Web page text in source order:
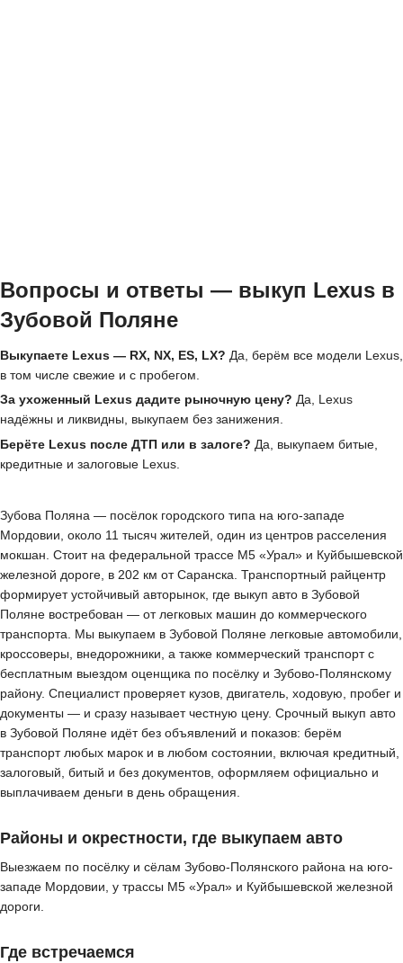
Вопросы и ответы — выкуп Lexus в
Зубовой Поляне
Выкупаете Lexus — RX, NX, ES, LX? Да, берём все модели Lexus,
в том числе свежие и с пробегом.
За ухоженный Lexus дадите рыночную цену? Да, Lexus
надёжны и ликвидны, выкупаем без занижения.
Берёте Lexus после ДТП или в залоге? Да, выкупаем битые,
кредитные и залоговые Lexus.
Зубова Поляна — посёлок городского типа на юго-западе
Мордовии, около 11 тысяч жителей, один из центров расселения
мокшан. Стоит на федеральной трассе М5 «Урал» и Куйбышевской
железной дороге, в 202 км от Саранска. Транспортный райцентр
формирует устойчивый авторынок, где выкуп авто в Зубовой
Поляне востребован — от легковых машин до коммерческого
транспорта. Мы выкупаем в Зубовой Поляне легковые автомобили,
кроссоверы, внедорожники, а также коммерческий транспорт с
бесплатным выездом оценщика по посёлку и Зубово-Полянскому
району. Специалист проверяет кузов, двигатель, ходовую, пробег и
документы — и сразу называет честную цену. Срочный выкуп авто
в Зубовой Поляне идёт без объявлений и показов: берём
транспорт любых марок и в любом состоянии, включая кредитный,
залоговый, битый и без документов, оформляем официально и
выплачиваем деньги в день обращения.
Районы и окрестности, где выкупаем авто
Выезжаем по посёлку и сёлам Зубово-Полянского района на юго-
западе Мордовии, у трассы М5 «Урал» и Куйбышевской железной
дороги.
Где встречаемся